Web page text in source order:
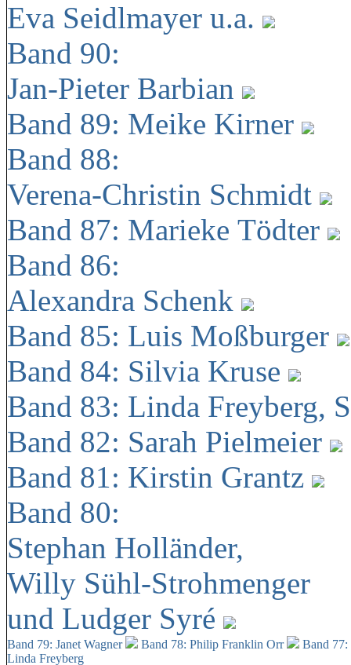
Eva Seidlmayer u.a.
Band 90:
Jan-Pieter Barbian
Band 89: Meike Kirner
Band 88:
Verena-Christin Schmidt
Band 87: Marieke Tödter
Band 86:
Alexandra Schenk
Band 85: Luis Moßburger
Band 84: Silvia Kruse
Band 83: Linda Freyberg,
Band 82: Sarah Pielmeier
Band 81: Kirstin Grantz
Band 80:
Stephan Holländer,
Willy Sühl-Strohmenger
und Ludger Syré
Band 79: Janet Wagner Band 78: Philip Franklin Orr
Band
Linda Freyberg